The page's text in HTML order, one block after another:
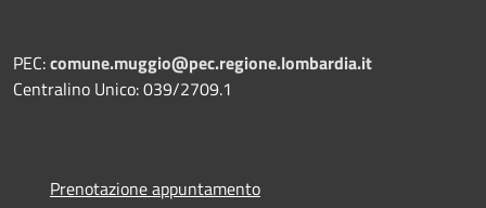
PEC:comune.muggio@pec.regione.lombardia.it
Centralino Unico: 039/2709.1
Prenotazione appuntamento